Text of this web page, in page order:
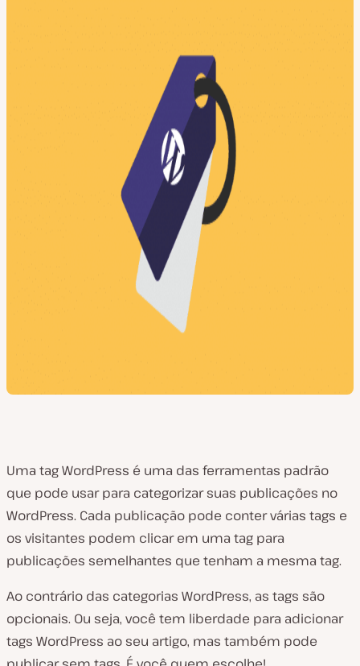
Uma tag WordPress é uma das ferramentas padrão
que pode usar para categorizar suas publicações no
WordPress. Cada publicação pode conter várias tags e
os visitantes podem clicar em uma tag para
publicações semelhantes que tenham a mesma tag.
Ao contrário das categorias WordPress, as tags são
opcionais. Ou seja, você tem liberdade para adicionar
tags WordPress ao seu artigo, mas também pode